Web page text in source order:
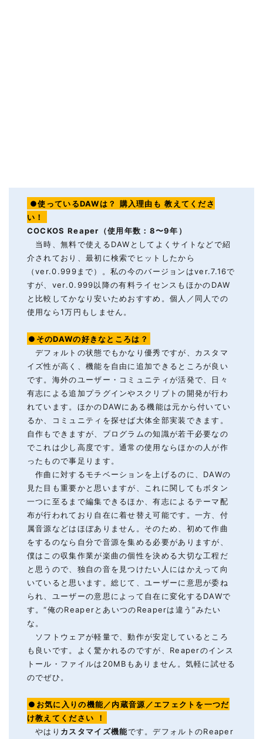
●使っているDAWは？ 購入理由も 教えてくださ
い！
COCKOS Reaper（使用年数：8〜9年）
当時、無料で使えるDAWとしてよくサイトなどで紹
介されており、最初に検索でヒットしたから
（ver.0.999まで）。私の今のバージョンはver.7.16で
すが、ver.0.999以降の有料ライセンスもほかのDAW
と比較してかなり安いためおすすめ。個人／同人での
使用なら1万円もしません。
●そのDAWの好きなところは？
デフォルトの状態でもかなり優秀ですが、カスタマ
イズ性が高く、機能を自由に追加できるところが良い
です。海外のユーザー・コミュニティが活発で、日々
有志による追加プラグインやスクリプトの開発が行わ
れています。ほかのDAWにある機能は元から付いてい
るか、コミュニティを探せば大体全部実装できます。
自作もできますが、プログラムの知識が若干必要なの
でこれは少し高度です。通常の使用ならほかの人が作
ったもので事足ります。
作曲に対するモチベーションを上げるのに、DAWの
見た目も重要かと思いますが、これに関してもボタン
一つに至るまで編集できるほか、有志によるテーマ配
布が行われており自在に着せ替え可能です。一方、付
属音源などはほぼありません。そのため、初めて作曲
をするのなら自分で音源を集める必要がありますが、
僕はこの収集作業が楽曲の個性を決める大切な工程だ
と思うので、独自の音を見つけたい人にはかえって向
いていると思います。総じて、ユーザーに意思が委ね
られ、ユーザーの意思によって自在に変化するDAWで
す。“俺のReaperとあいつのReaperは違う”みたい
な。
ソフトウェアが軽量で、動作が安定しているところ
も良いです。よく驚かれるのですが、Reaperのインス
トール・ファイルは20MBもありません。気軽に試せる
のでぜひ。
●お気に入りの機能／内蔵音源／エフェクトを一つだ
け教えてください
！
やはり カスタマイズ機能です。デフォルトのReaper